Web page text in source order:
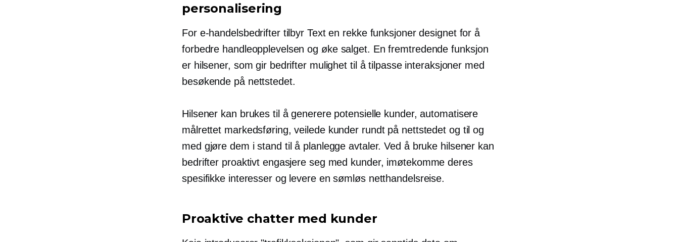
personalisering
For e-handelsbedrifter tilbyr Text en rekke funksjoner designet for å
forbedre handleopplevelsen og øke salget. En fremtredende funksjon
er hilsener, som gir bedrifter mulighet til å tilpasse interaksjoner med
besøkende på nettstedet.
Hilsener kan brukes til å generere potensielle kunder, automatisere
målrettet markedsføring, veilede kunder rundt på nettstedet og til og
med gjøre dem i stand til å planlegge avtaler. Ved å bruke hilsener kan
bedrifter proaktivt engasjere seg med kunder, imøtekomme deres
spesifikke interesser og levere en sømløs netthandelsreise.
Proaktive chatter med kunder